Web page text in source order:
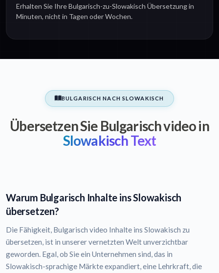
Erhalten Sie Ihre Bulgarisch-zu-Slowakisch Übersetzung in
Minuten, nicht in Tagen oder Wochen.
BULGARISCH NACH SLOWAKISCH
Übersetzen Sie Bulgarisch video in
Slowakisch Text
Warum Bulgarisch Inhalte ins Slowakisch
übersetzen?
Die Fähigkeit, Bulgarisch video Inhalte ins Slowakisch zu
übersetzen, ist in unserer vernetzten Welt unverzichtbar
geworden. Egal, ob Sie ein Unternehmen sind, das in
Slowakisch-sprachige Märkte expandiert, eine Lehrkraft, die